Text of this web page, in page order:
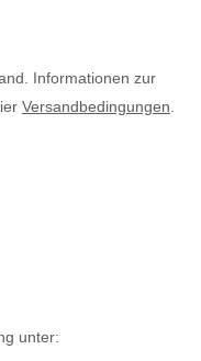
Informationen zur
Versandbedingungen
unter: